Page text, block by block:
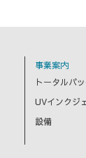
事業案内
トータルパ
UVインクジ
設備